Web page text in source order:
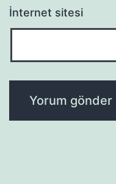
İnternet sitesi